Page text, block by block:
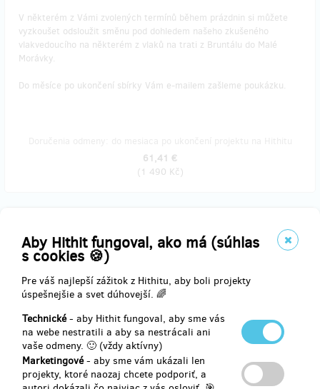
Aby Hithit fungoval, ako má (súhlas
s cookies 🍪)
Pre váš najlepší zážitok z Hithitu, aby boli projekty
úspešnejšie a svet dúhovejší. 🌈
Technické- aby Hithit fungoval, aby sme vás
na webe nestratili a aby sa nestrácali ani
vaše odmeny. 🙂 (vždy aktívny)
Marketingové- aby sme vám ukázali len
projekty, ktoré naozaj chcete podporiť, a
V některém z Vámi zvolených termínů během prázdnin si můžete
vyzkoušet odsloužit směnu pod dohledem našeho zkušeného
vlakvedoucího na některém z vlaků na trati z Bruntálu do Malé
Morávky.
Do měsíce po ukončení sbírky Vám e-mailem zašleme poukázku.
61,41 €
(1 490 Kč)
zostáva 27z 30
Zážitkový den - průvodčím na Báňském spěšném
vlaku
Zažijete den v uniformě- vyzkoušíte si, jaké to je obsluhovat
Karvinských dolů. :)
V některém z Vámi zvolených termínů během prázdnin si můžete
vyzkoušet odsloužit tříhodinovou směnu pod dohledem našeho
zkušeného vlakvedoucího na některém z Báňských spěšných vlaků z